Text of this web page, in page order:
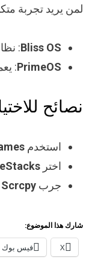
لمن يريد تجربة
Bliss OS
:
PrimeOS: يعمل
نصائح
استخدم
اختر
جرب Scrcpy
شارك هذا الموضوع:
X فيس بوك